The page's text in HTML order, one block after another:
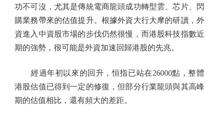
功不可沒，尤其是傳統電商龍頭成功轉型雲、芯片、閃
購業務帶來的估值提升。根據外資大行大摩的研讀，外
資進入中資股市場的步伐仍然很慢，而港股科技指數近
期的強勢，很可能是外資加速回歸港股的先兆。
經過年初以來的回升，恒指已站在26000點，整體
港股估值已得到一定的修復，但部分行業龍頭與其高峰
期的估值相比，還有頻大的差距。